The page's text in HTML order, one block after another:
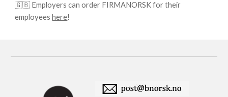
🇬🇧 Employers can order FIRMANORSK for their
employeeshere!